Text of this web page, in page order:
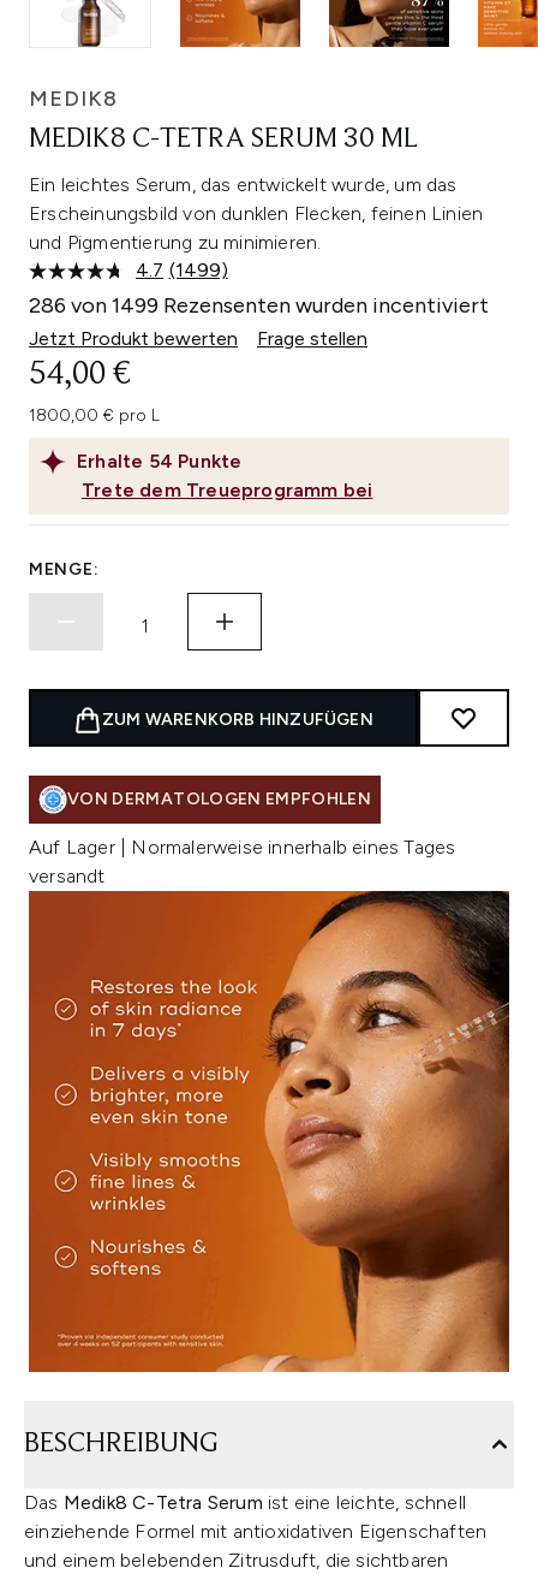
MEDIK8
MEDIK8 C-TETRA SERUM 30 ML
Ein leichtes Serum, das entwickelt wurde, um das
Erscheinungsbild von dunklen Flecken, feinen Linien
und Pigmentierung zu minimieren.
4.7 1499
Bewertungen
lesen.
Link
(1499)
286 von 1499 Rezensenten wurden incentiviert
Jetzt Produkt bewerten Frage stellen
Erhalte 54 Punkte
Trete dem Treueprogramm bei
54,00 €
1800,00 € pro L
MENGE:
ZUM WARENKORB HINZUFÜGEN
VON DERMATOLOGEN EMPFOHLEN
Auf Lager | Normalerweise innerhalb eines Tages
versandt
BESCHREIBUNG
Das Medik8 C-Tetra Serum ist eine leichte, schnell
einziehende Formel mit antioxidativen Eigenschaften
und einem belebenden Zitrusduft, die sichtbaren